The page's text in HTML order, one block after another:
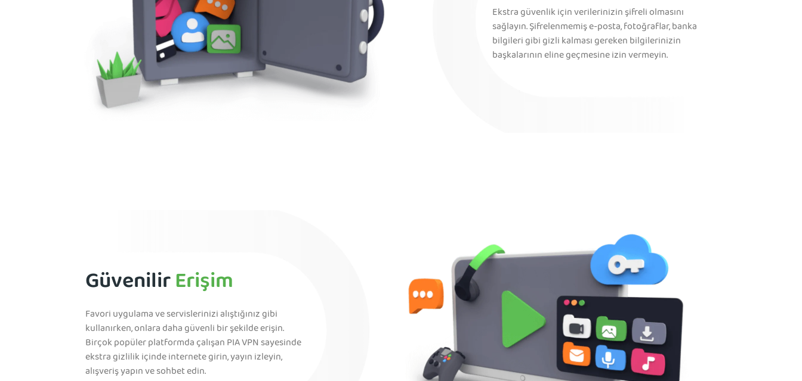
Ekstra güvenlik için verilerinizin şifreli olmasını
sağlayın. Şifrelenmemiş e-posta, fotoğraflar, banka
bilgileri gibi gizli kalması gereken bilgilerinizin
başkalarının eline geçmesine izin vermeyin.
GüvenilirErişim
Favori uygulama ve servislerinizi alıştığınız gibi
kullanırken, onlara daha güvenli bir şekilde erişin.
Birçok popüler platformda çalışan PIA VPN sayesinde
ekstra gizlilik içinde internete girin, yayın izleyin,
alışveriş yapın ve sohbet edin.